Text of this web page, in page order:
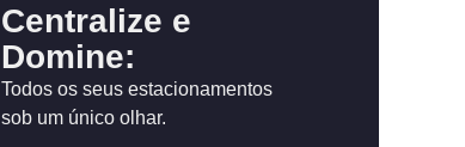
Centralize e
Domine:
Todos os seus estacionamentos
sob um único olhar.